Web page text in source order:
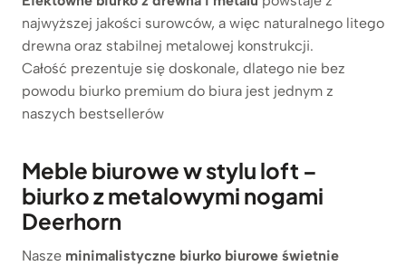
najwyższej jakości surowców, a więc naturalnego litego
drewna oraz stabilnej metalowej konstrukcji.
Całość prezentuje się doskonale, dlatego nie bez
powodu biurko premium do biura jest jednym z
naszych bestsellerów
Meble biurowe w stylu loft –
biurko z metalowymi nogami
Deerhorn
Nasze minimalistyczne biurko biurowe świetnie